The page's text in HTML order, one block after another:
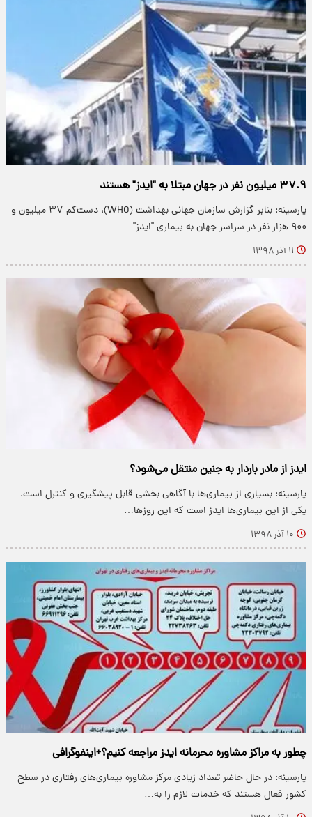
۳۷.۹ میلیون نفر در جهان مبتلا به "ایدز" هستند
پارسینه: بنابر گزارش سازمان جهانی بهداشت (WHO)، دست‌کم ۳۷ میلیون و
۹۰۰ هزار نفر در سراسر جهان به بیماری "ایدز"…
۱۱ آذر ۱۳۹۸
ایدز از مادر باردار به جنین منتقل می‌شود؟
پارسینه: بسیاری از بیماری‌ها با آگاهی بخشی قابل پیشگیری و کنترل است.
یکی از این بیماری‌ها ایدز است که این روزها…
۱۰ آذر ۱۳۹۸
چطور به مراکز مشاوره محرمانه ایدز مراجعه کنیم؟+اینفوگرافی
پارسینه: در حال حاضر تعداد زیادی مرکز مشاوره بیماری‌های رفتاری در سطح
کشور فعال هستند که خدمات لازم را به…